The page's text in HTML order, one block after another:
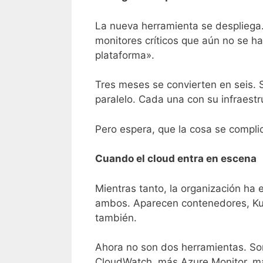
La nueva herramienta se
monitores críticos que aún no se
plataforma».
Tres meses se convierten en seis.
paralelo. Cada una con su
Pero espera, que la cosa se
Cuando el cloud entra en escena
Mientras tanto, la organización ha
ambos. Aparecen contenedores,
también.
Ahora no son dos herramientas.